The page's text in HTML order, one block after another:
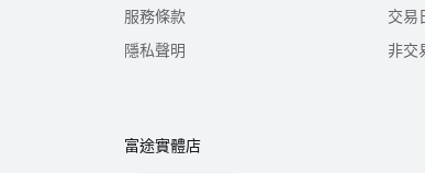
服務條款
隱私聲明
交易
非交
富途實體店